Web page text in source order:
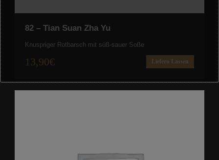
82 – Tian Suan Zha Yu
Knuspriger Rotbarsch mit süß-sauer Soße
13,90€ Liefern Lassen